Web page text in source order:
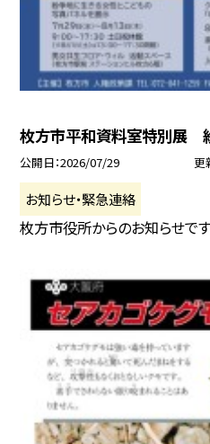
枚方市平和資料室特別展
公開日 2026/07/29 更
お知らせ・緊急連絡
枚方市役所からのお知らせです